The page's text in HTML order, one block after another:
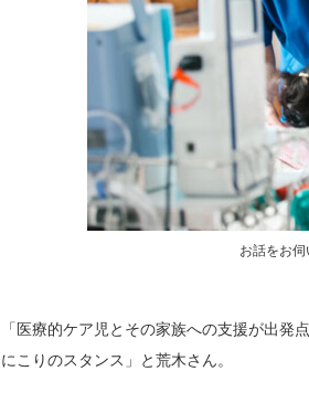
お話をお伺
「医療的ケア児とその家族への支援が出
にこりのスタンス」と荒木さん。